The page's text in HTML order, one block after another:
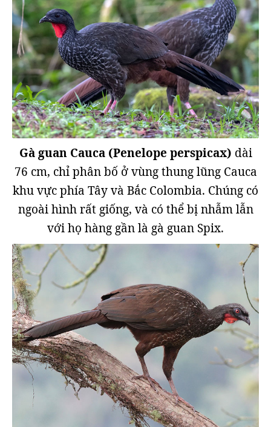
Gà guan Cauca (Penelope perspicax) dài
76 cm, chỉ phân bố ở vùng thung lũng Cauca
khu vực phía Tây và Bắc Colombia. Chúng có
ngoài hình rất giống, và có thể bị nhẫm lẫn
với họ hàng gần là gà guan Spix.